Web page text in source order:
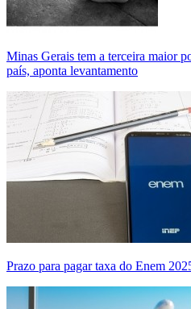
Minas Gerais tem a terceira maior
país, aponta levantamento
Prazo para pagar taxa do Enem